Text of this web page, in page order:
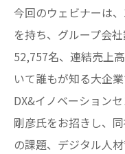
今回のウェビナーは
を持ち、グループ会
52,757名、連結売上
いて誰もが知る大企
DX&イノベーション
剛彦氏をお招きし、
の課題、デジタル人